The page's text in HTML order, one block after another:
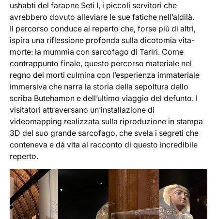
ushabti del faraone Seti I, i piccoli servitori che
avrebbero dovuto alleviare le sue fatiche nell’aldilà.
Il percorso conduce al reperto che, forse più di altri,
ispira una riflessione profonda sulla dicotomia vita-
morte: la mummia con sarcofago di Tariri. Come
contrappunto finale, questo percorso materiale nel
regno dei morti culmina con l’esperienza immateriale
immersiva che narra la storia della sepoltura dello
scriba Butehamon e dell’ultimo viaggio del defunto. I
visitatori attraversano un’installazione di
videomapping realizzata sulla riproduzione in stampa
3D del suo grande sarcofago, che svela i segreti che
conteneva e dà vita al racconto di questo incredibile
reperto.